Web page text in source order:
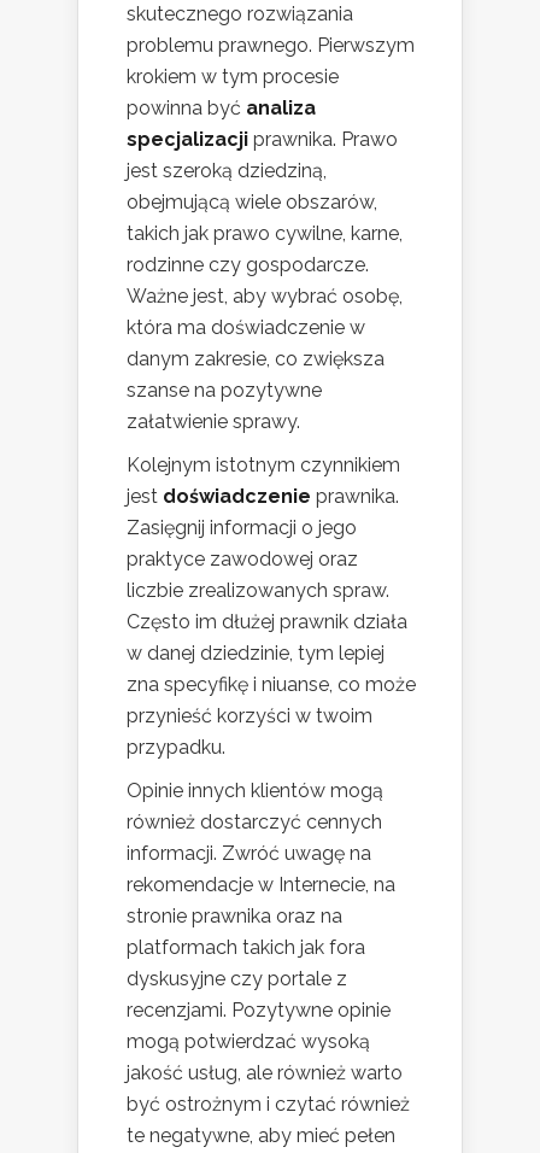
skutecznego rozwiązania
problemu prawnego. Pierwszym
krokiem w tym procesie
powinna być analiza
specjalizacji prawnika. Prawo
jest szeroką dziedziną,
obejmującą wiele obszarów,
takich jak prawo cywilne, karne,
rodzinne czy gospodarcze.
Ważne jest, aby wybrać osobę,
która ma doświadczenie w
danym zakresie, co zwiększa
szanse na pozytywne
załatwienie sprawy.
Kolejnym istotnym czynnikiem
jest doświadczenie prawnika.
Zasięgnij informacji o jego
praktyce zawodowej oraz
liczbie zrealizowanych spraw.
Często im dłużej prawnik działa
w danej dziedzinie, tym lepiej
zna specyfikę i niuanse, co może
przynieść korzyści w twoim
przypadku.
Opinie innych klientów mogą
również dostarczyć cennych
informacji. Zwróć uwagę na
rekomendacje w Internecie, na
stronie prawnika oraz na
platformach takich jak fora
dyskusyjne czy portale z
recenzjami. Pozytywne opinie
mogą potwierdzać wysoką
jakość usług, ale również warto
być ostrożnym i czytać również
te negatywne, aby mieć pełen